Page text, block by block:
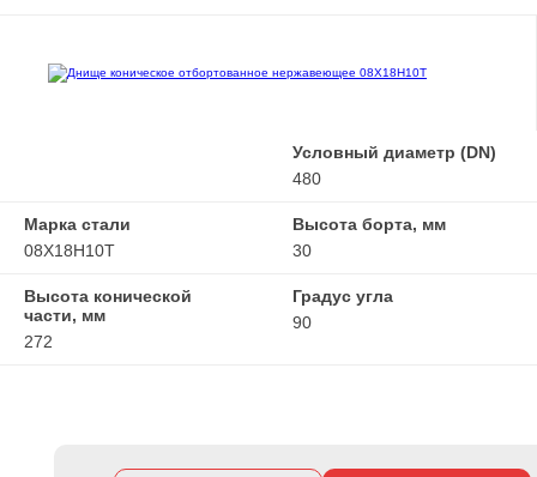
Условный диаметр (DN)
480
Марка стали
08Х18Н10Т
Высота борта, мм
30
Высота конической
части, мм
272
Градус угла
90